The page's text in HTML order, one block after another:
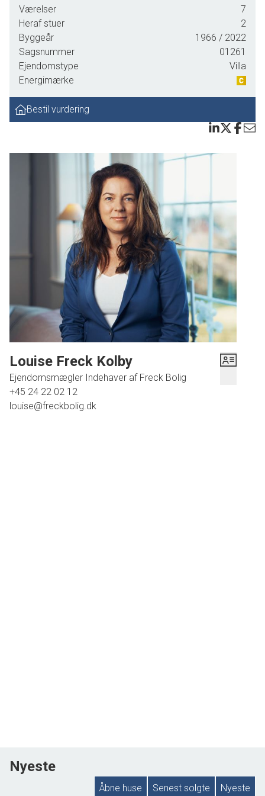
Værelser
7
Heraf stuer
2
Byggeår
1966 / 2022
Sagsnummer
01261
Ejendomstype
Villa
Energimærke
Bestil vurdering
Louise Freck Kolby
Ejendomsmægler Indehaver af Freck Bolig
+45 24 22 02 12
louise@freckbolig.dk
Nyeste
Åbne huse Senest solgte Nyeste